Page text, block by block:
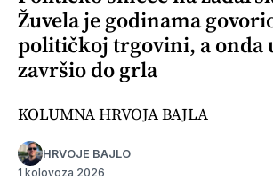
Žuvela je godinama
političkoj trgovini, a onda
završio do grla
KOLUMNA HRVOJA BAJLA
HRVOJE BAJLO
1 kolovoza 2026